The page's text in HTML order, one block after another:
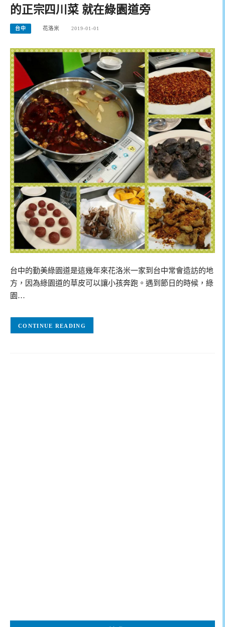
的正宗四川菜 就在綠園道旁
台中 花洛米 2019-01-01
台中的勤美綠園道是這幾年來花洛米一家到台中常會造訪的地
方，因為綠園道的草皮可以讓小孩奔跑。遇到節日的時候，綠
園…
CONTINUE READING